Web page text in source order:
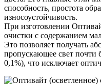
способность, простота
износоустойчивость.
При изготовлении
очистки с содержанием
Это позволяет получать
пропускающее свет почти
0,1%), что исключает